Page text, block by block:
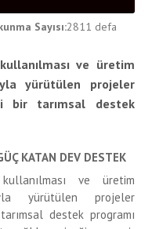
Sayısı:2811 defa
ve üretim
yürütülen projeler
bir tarımsal destek
KATAN DEV DESTEK
ve üretim
yürütülen projeler
destek programı